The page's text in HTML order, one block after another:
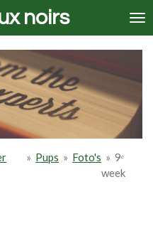
noirs
» Pups » Foto's » 9ᵉ
week